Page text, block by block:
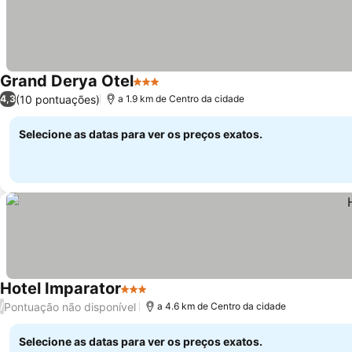
Grand Derya Otel3 Estrelas
4,3(10 pontuações) a 1.9 km de Centro da cidade
Selecione as datas para ver os preços exatos.
Hotel Imparator3 Estrelas
/Pontuação não disponível a 4.6 km de Centro da cidade
Selecione as datas para ver os preços exatos.